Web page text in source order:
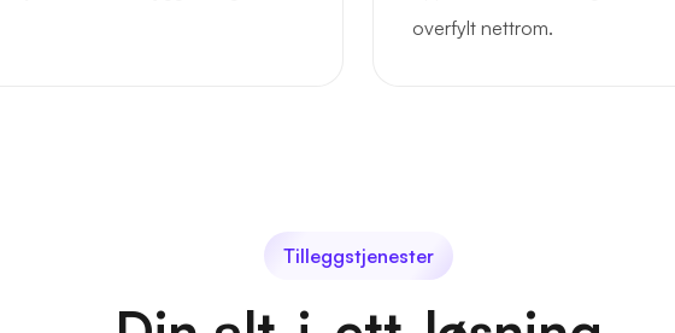
overfylt nettrom.
Tilleggstjenester